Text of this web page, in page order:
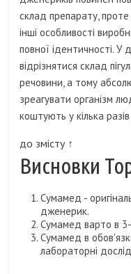
склад препарату, проте
інші особливості
повної ідентичності.
відрізнятися склад
речовини, а тому
зреагувати організм
коштують у кілька
до змісту ↑
Висновки
Сумамед -
дженерик.
Сумамед варто в
Сумамед в
лабораторні